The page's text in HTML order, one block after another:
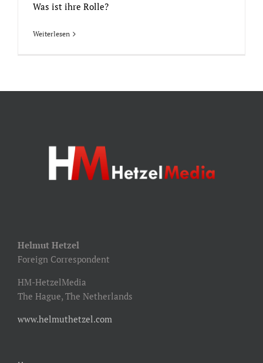
Was ist ihre Rolle?
Weiterlesen
Helmut Hetzel
Foreign Correspondent
HM-HetzelMedia
The Hague, The Netherlands
www.helmuthetzel.com